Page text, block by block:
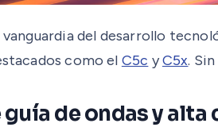
vanguardia del desarrollo
como el C5c yC5x.
de ondas y alta